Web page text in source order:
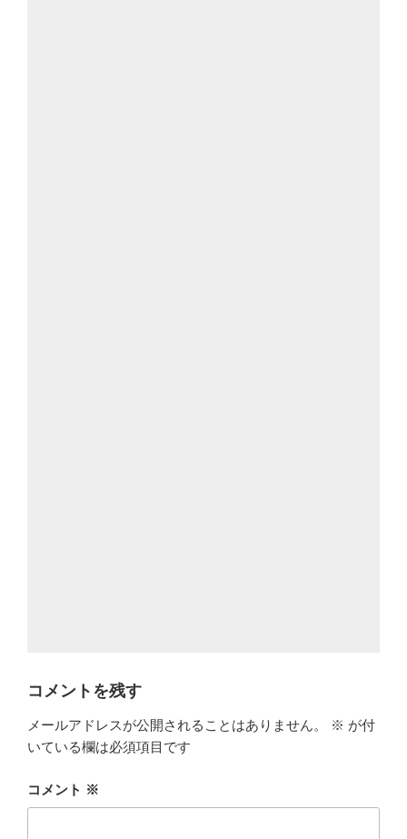
コメントを残す
メールアドレスが公開されることはありません。 ※ が付
いている欄は必須項目です
コメント ※